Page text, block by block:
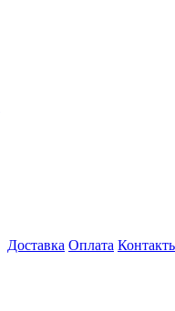
Доставка Оплата